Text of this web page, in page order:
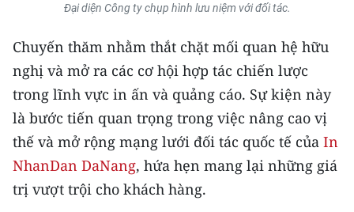
Media Xã hội
Media Pháp luật
Media Du lịch
Media Thế giới
Media Thể thao
Media Giáo dục
Đại diện Công ty chụp hình lưu niệm với đối tác.
Chuyến thăm nhằm thắt chặt mối quan hệ hữu
nghị và mở ra các cơ hội hợp tác chiến lược
trong lĩnh vực in ấn và quảng cáo. Sự kiện này
là bước tiến quan trọng trong việc nâng cao vị
thế và mở rộng mạng lưới đối tác quốc tế của In
NhanDan DaNang, hứa hẹn mang lại những giá
trị vượt trội cho khách hàng.